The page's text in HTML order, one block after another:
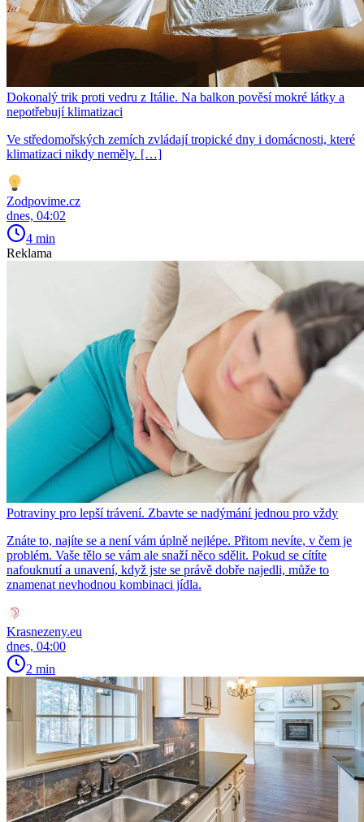
Dokonalý trik proti vedru z Itálie. Na balkon pověsí mokré látky a
nepotřebují klimatizaci
Ve středomořských zemích zvládají tropické dny i domácnosti, které
klimatizaci nikdy neměly. […]
Zodpovime.cz
dnes, 04:02
4 min
Reklama
Potraviny pro lepší trávení. Zbavte se nadýmání jednou pro vždy
Znáte to, najíte se a není vám úplně nejlépe. Přitom nevíte, v čem je
problém. Vaše tělo se vám ale snaží něco sdělit. Pokud se cítíte
nafouknutí a unavení, když jste se právě dobře najedli, může to
znamenat nevhodnou kombinaci jídla.
Krasnezeny.eu
dnes, 04:00
2 min